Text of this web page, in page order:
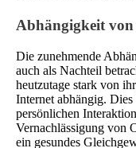
Abhängigkeit von
Die zunehmende
auch als Nachteil
heutzutage stark von
Internet abhängig.
persönlichen
Vernachlässigung von
ein gesundes